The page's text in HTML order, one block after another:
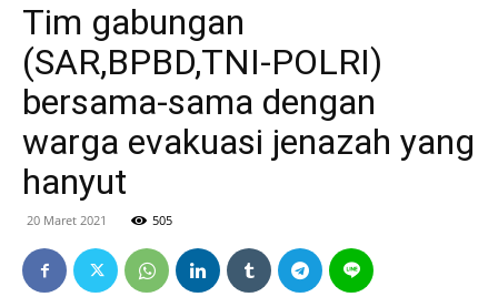
Tim gabungan
(SAR,BPBD,TNI-POLRI)
bersama-sama dengan
warga evakuasi jenazah yang
hanyut
20 Maret 2021 505